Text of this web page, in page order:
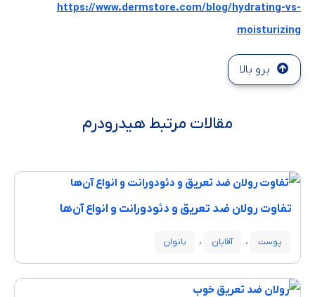
https://www.dermstore.com/blog/hydrating-vs-
moisturizing
برو بالا
مقالات مرتبط هیدرودرم
تفاوت رولان ضد تعریق و دئودورانت و انواع آن‌ها
پوست ، آقایان ، بانوان